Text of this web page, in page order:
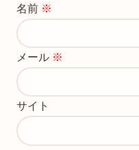
名前 ※
メール ※
サイト